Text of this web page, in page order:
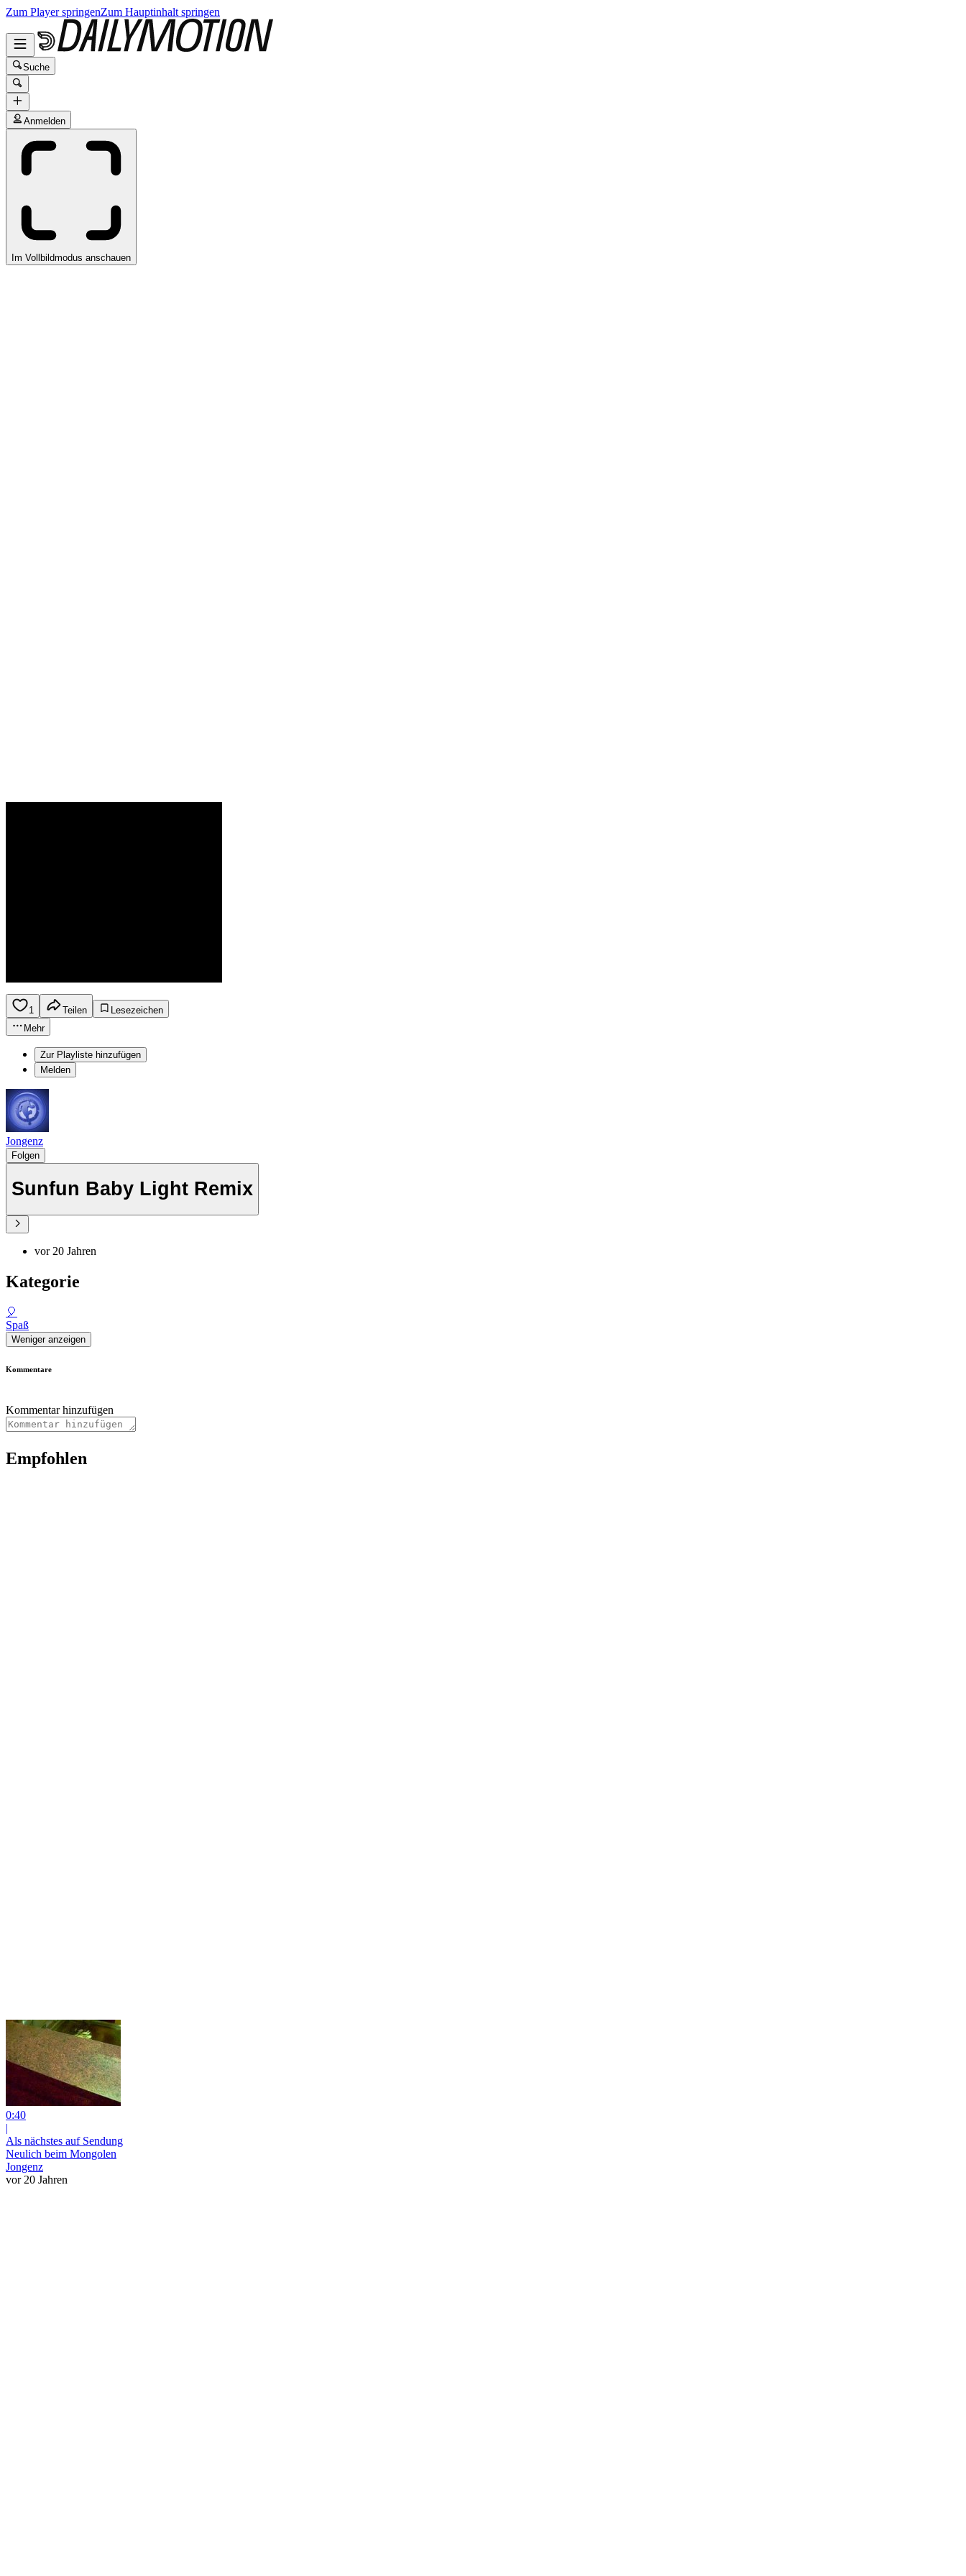
Zum Player springenZum Hauptinhalt springen
Suche
Anmelden
Im Vollbildmodus anschauen
1 Teilen
Lesezeichen
Mehr
Zur Playliste hinzufügen
Melden
Jongenz
Folgen
Sunfun Baby Light Remix
vor 20 Jahren
Kategorie
🎈
Spaß
Weniger anzeigen
Kommentare
Kommentar hinzufügen
Empfohlen
0:40
|
Als nächstes auf Sendung
Neulich beim Mongolen
Jongenz
vor 20 Jahren